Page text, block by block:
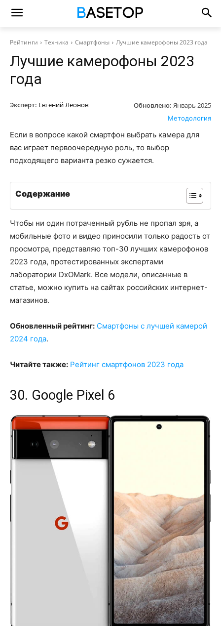
Рейтинги Техника Смартфоны Лучшие камерофоны 2023 года
Лучшие камерофоны 2023
года
Эксперт: Евгений Леонов Обновлено: Январь 2025
Методология
Если в вопросе какой смартфон выбрать камера для
вас играет первоочередную роль, то выбор
подходящего варианта резко сужается.
Содержание
Чтобы ни один потраченный рубль не пропал зря, а
мобильные фото и видео приносили только радость от
просмотра, представляю топ-30 лучших камерофонов
2023 года, протестированных экспертами
лаборатории DxOMark. Все модели, описанные в
статье, можно купить на сайтах российских интернет-
магазинов.
Обновленный рейтинг: Смартфоны с лучшей камерой
2024 года.
Читайте также: Рейтинг смартфонов 2023 года
30. Google Pixel 6